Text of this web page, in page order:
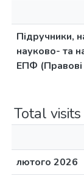
Підручники,
науково- та
ЕПФ (Правові
Total
лютого 2026